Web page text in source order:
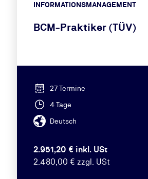
INFORMATIONSMANAGEMENT
BCM-Praktiker (TÜV)
27 Termine
4 Tage
Deutsch
2.951,20 € inkl. USt
2.480,00 € zzgl. USt